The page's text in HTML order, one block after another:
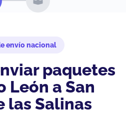
envío nacional
paquetes
León a San
las Salinas